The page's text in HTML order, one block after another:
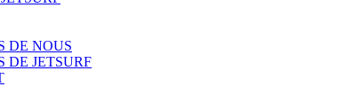
DE NOUS
DE JETSURF